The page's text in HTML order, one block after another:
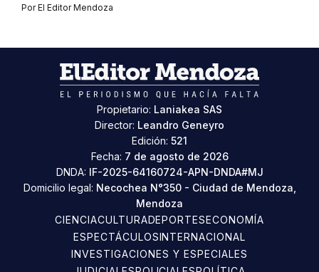
PorEl Editor Mendoza
Propietario: Laniakea SAS
Director: Leandro Geneyro
Edición: 521
Fecha: 7 de agosto de 2026
DNDA: IF-2025-64160724-APN-DNDA#MJ
Domicilio legal: Necochea N°350 - Ciudad de Mendoza,
Mendoza
CIENCIACULTURADEPORTESECONOMÍA
ESPECTÁCULOSINTERNACIONAL
INVESTIGACIONES Y ESPECIALES